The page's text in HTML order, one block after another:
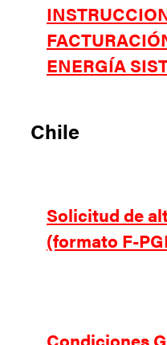
ENERGÍA
Chile
Solicitud de
(formato F-
Condiciones